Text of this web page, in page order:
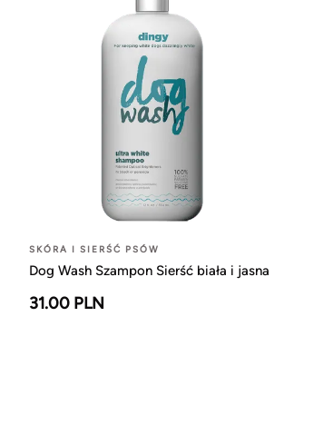
SKÓRA I SIERŚĆ PSÓW
Dog Wash Szampon Sierść biała i jasna
31.00 PLN